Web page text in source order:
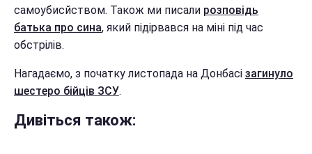
самоубисйством. Також ми писали розповідь
батька про сина, який підірвався на міні під час
обстрілів.
Нагадаємо, з початку листопада на Донбасі загинуло
шестеро бійців ЗСУ.
Дивіться також: